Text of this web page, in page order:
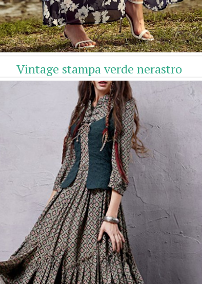
Vintage stampa verde nerastro